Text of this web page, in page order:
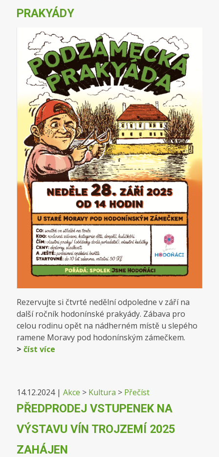
PRAKYÁDY
Rezervujte si čtvrté nedělní odpoledne v září na
další ročník hodonínské prakyády. Zábava pro
celou rodinu opět na nádherném místě u slepého
ramene Moravy pod hodonínským zámečkem.
> číst více
14.12.2024| Akce > Kultura > Přečíst
PŘEDPRODEJ VSTUPENEK NA
VÝSTAVU VÍN TROJZEMÍ 2025
ZAHÁJEN